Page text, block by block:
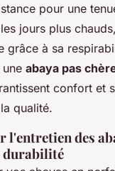
pour une
jours plus
grâce à sa
abaya pas
confort et
qualité.
l'entretien des